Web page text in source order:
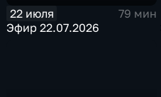
22 июля
79 мин
Эфир 22.07.2026